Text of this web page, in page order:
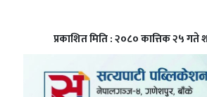
प्रकाशित मिति : २०८० कात्तिक २५ गते